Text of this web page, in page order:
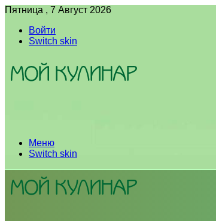
Пятница , 7 Август 2026
Войти
Switch skin
Меню
Switch skin